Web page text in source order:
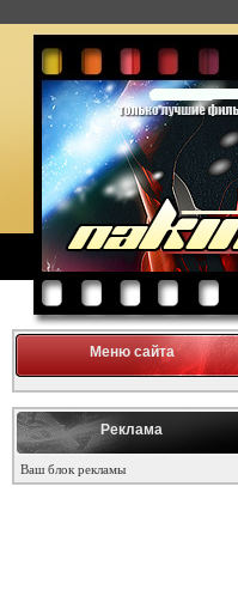
Меню сайта
Реклама
Ваш блок рекламы